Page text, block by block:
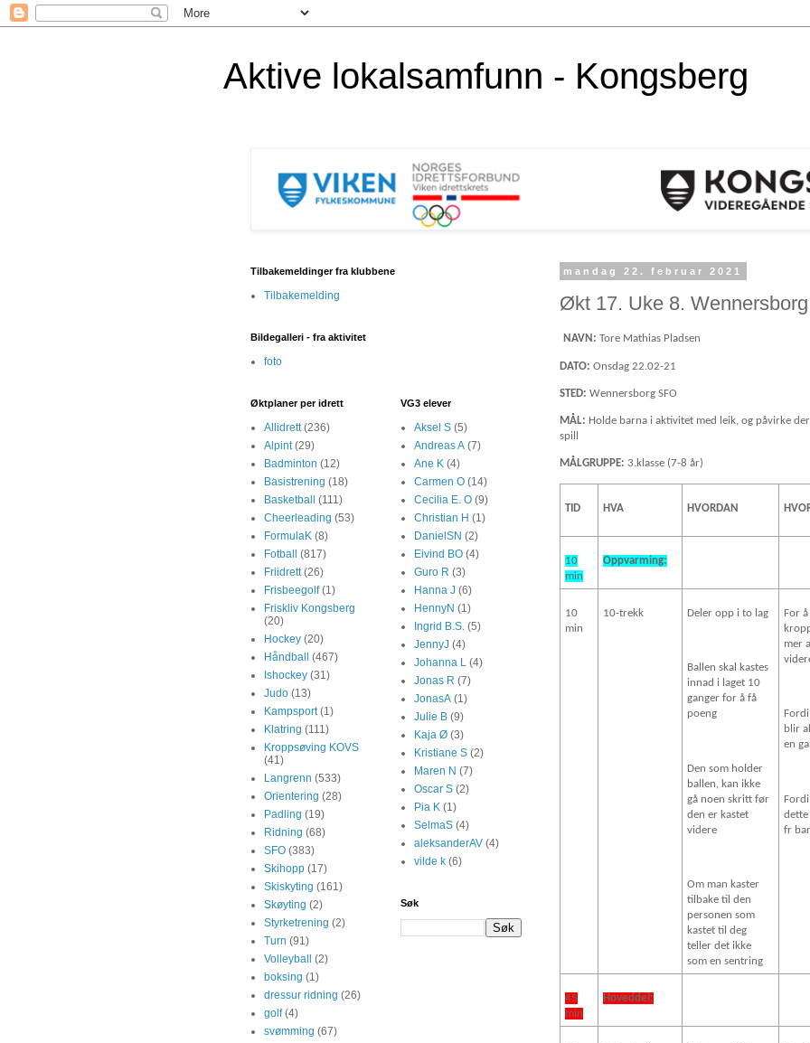
Aktive lokalsamfunn - Kongsberg
mandag 22. februar 2021
Økt 17. Uke 8.
NAVN: Tore Mathias Pladsen
DATO: Onsdag 22.02-21
STED: Wennersborg SFO
MÅL: Holde barna i aktivitet med leik, og påvirke
spill
MÅLGRUPPE: 3.klasse (7-8 år)
TID HVA HVORDAN
10
min
Oppvarming:
10
min
10-trekk Deler opp i to lag
Ballen skal kastes
innad i laget 10
ganger for å få
poeng
Den som holder
ballen, kan ikke
gå noen skritt før
den er kastet
videre
Om man kaster
tilbake til den
personen som
kastet til deg
teller det ikke
som en sentring
For
mer
blir
en
dette
fr
45
min
Hoveddel:
Tilbakemeldinger fra klubbene
Tilbakemelding
Bildegalleri - fra aktivitet
foto
Øktplaner per idrett
Allidrett (236)
Alpint (29)
Badminton (12)
Basistrening (18)
Basketball
(111)
Cheerleading (53)
FormulaK (8)
Fotball
(817)
Friidrett (26)
Frisbeegolf (1)
Friskliv Kongsberg
(20)
Hockey (20)
Håndball
(467)
Ishockey (31)
Judo (13)
Kampsport (1)
Klatring (111)
Kroppsøving KOVS
(41)
Langrenn (533)
Orientering (28)
Padling (19)
Ridning (68)
SFO (383)
Skihopp (17)
Skiskyting (161)
Skøyting (2)
Styrketrening (2)
Turn (91)
Volleyball
(2)
boksing (1)
dressur ridning (26)
golf (4)
svømming (67)
VG3 elever
Aksel S (5)
Andreas A (7)
Ane K (4)
Carmen O (14)
Cecilia E. O (9)
Christian H (1)
DanielSN (2)
Eivind BO (4)
Guro R (3)
Hanna J (6)
HennyN (1)
Ingrid B.S. (5)
JennyJ (4)
Johanna L (4)
Jonas R (7)
JonasA (1)
Julie B (9)
Kaja Ø (3)
Kristiane S (2)
Maren N (7)
Oscar S (2)
Pia K (1)
SelmaS (4)
aleksanderAV (4)
vilde k (6)
Søk